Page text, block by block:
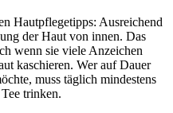
Hautpflegetipps: Ausreichend
der Haut von innen. Das
wenn sie viele Anzeichen
kaschieren. Wer auf Dauer
muss täglich mindestens
trinken.